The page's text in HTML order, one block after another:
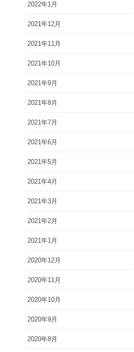
2022年1月
2021年12月
2021年11月
2021年10月
2021年9月
2021年8月
2021年7月
2021年6月
2021年5月
2021年4月
2021年3月
2021年2月
2021年1月
2020年12月
2020年11月
2020年10月
2020年9月
2020年8月